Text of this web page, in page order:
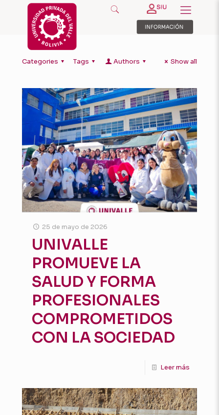
Categories Tags Authors Show all
25 de mayo de 2026
UNIVALLE
PROMUEVE LA
SALUD Y FORMA
PROFESIONALES
COMPROMETIDOS
CON LA SOCIEDAD
Leer más